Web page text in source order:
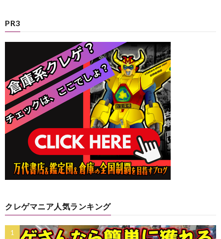
PR3
クレゲマニア人気ランキング